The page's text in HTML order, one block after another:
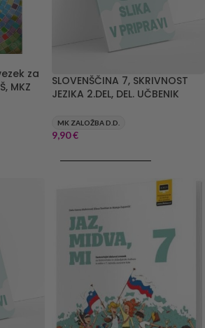
za
MKZ
SLOVENŠČINA 7, SKRIVNOST
JEZIKA 2.DEL, DEL. UČBENIK
MK ZALOŽBA D.D.
9,90€